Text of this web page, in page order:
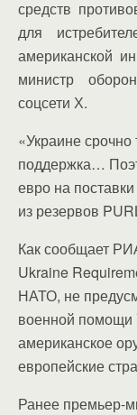
средств
для
американской
министр
соцсети Х.
«Украине
поддержка…
евро на
из резервов
Как сообщает
Ukraine
НАТО, не
военной помощи
американское
европейские
Ранее премьер-